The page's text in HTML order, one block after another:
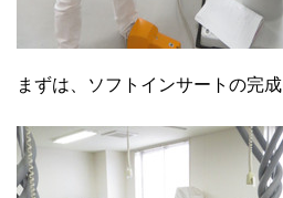
まずは、ソフトインサートの完成